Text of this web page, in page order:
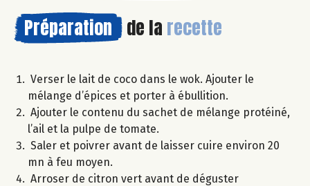
Préparation de la recette
Verser le lait de coco dans le wok. Ajouter le
mélange d’épices et porter à ébullition.
Ajouter le contenu du sachet de mélange protéiné,
l’ail et la pulpe de tomate.
Saler et poivrer avant de laisser cuire environ 20
mn à feu moyen.
Arroser de citron vert avant de déguster